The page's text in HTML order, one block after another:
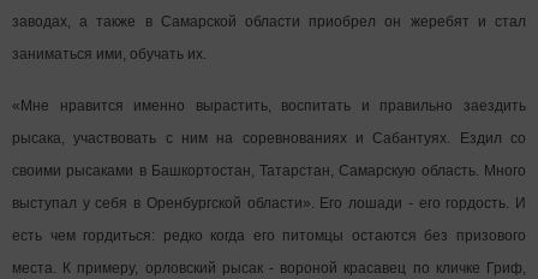
заводах, а также в Самарской области приобрел он жеребят и стал
заниматься ими, обучать их.
«Мне нравится именно вырастить, воспитать и правильно заездить
рысака, участвовать с ним на соревнованиях и Сабантуях. Ездил со
своими рысаками в Башкортостан, Татарстан, Самарскую область. Много
выступал у себя в Оренбургской области». Его лошади - его гордость. И
есть чем гордиться: редко когда его питомцы остаются без призового
места. К примеру, орловский рысак - вороной красавец по кличке Гриф,